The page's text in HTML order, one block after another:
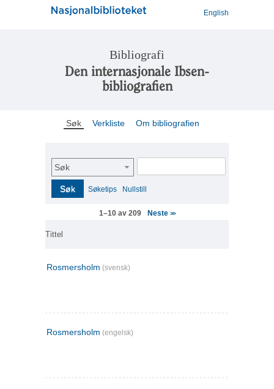
English
Bibliografi
Den internasjonale Ibsen-
bibliografien
Søk Verkliste Om bibliografien
Søk
Søk Søketips Nullstill
1–10 av 209 Neste >>
Tittel
Rosmersholm (svensk)
Rosmersholm (engelsk)